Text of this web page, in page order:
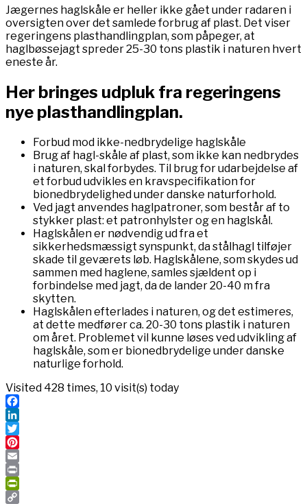
Jægernes haglskåle er heller ikke gået under radaren i
oversigten over det samlede forbrug af plast. Det viser
regeringens plasthandlingplan, som påpeger, at
haglbøssejagt spreder 25-30 tons plastik i naturen hvert
eneste år.
Her bringes udpluk fra regeringens
nye plasthandlingplan.
Forbud mod ikke-nedbrydelige haglskåle
Brug af hagl-skåle af plast, som ikke kan nedbrydes
i naturen, skal forbydes. Til brug for udarbejdelse af
et forbud udvikles en kravspecifikation for
bionedbrydelighed under danske naturforhold.
Ved jagt anvendes haglpatroner, som består af to
stykker plast: et patronhylster og en haglskål.
Haglskålen er nødvendig ud fra et
sikkerhedsmæssigt synspunkt, da stålhagl tilføjer
skade til geværets løb. Haglskålene, som skydes ud
sammen med haglene, samles sjældent op i
forbindelse med jagt, da de lander 20-40 m fra
skytten.
Haglskålen efterlades i naturen, og det estimeres,
at dette medfører ca. 20-30 tons plastik i naturen
om året. Problemet vil kunne løses ved udvikling af
haglskåle, som er bionedbrydelige under danske
naturlige forhold.
Visited 428 times, 10 visit(s) today
Facebook
LinkedIn
Twitter
Pinterest
Email
Print
PrintFriendly